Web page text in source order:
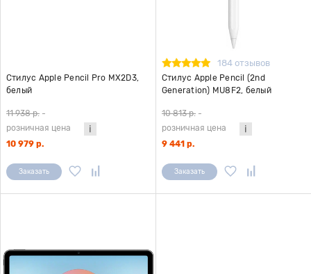
Стилус Apple Pencil Pro MX2D3,
белый
11 938 р. -
розничная цена
10 979 р.
Заказать
184 отзывов
Стилус Apple Pencil (2nd
Generation) MU8F2, белый
10 813 р. -
розничная цена
9 441 р.
Заказать